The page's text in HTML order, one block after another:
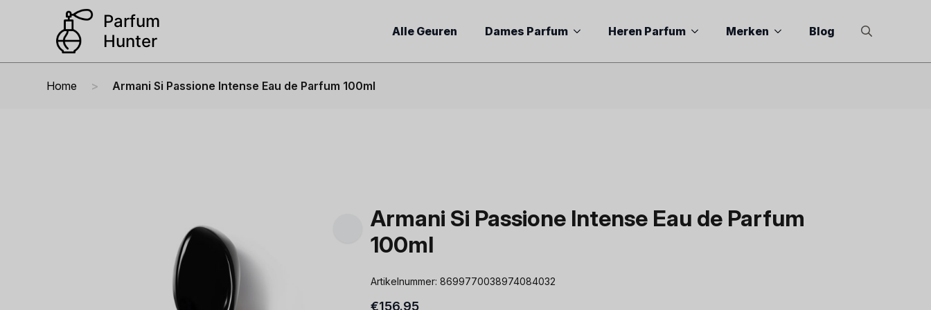
Alle Geuren Dames Parfum Heren Parfum Merken
Blog
Home Armani Si Passione Intense Eau de Parfum 100ml
Armani Si Passione Intense Eau de Parfum
100ml
Artikelnummer:8699770038974084032
€156.95